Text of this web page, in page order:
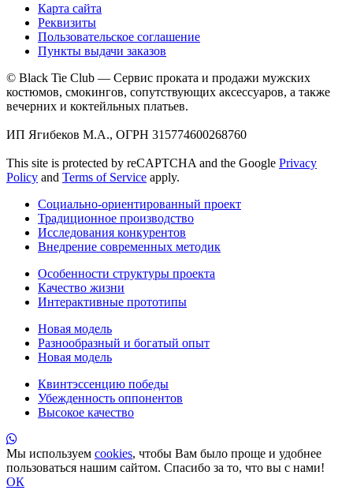
Карта сайта
Реквизиты
Пользовательское соглашение
Пункты выдачи заказов
© Black Tie Club — Сервис проката и продажи мужских
костюмов, смокингов, сопутствующих аксессуаров, а также
вечерних и коктейльных платьев.
ИП Ягибеков М.А., ОГРН 315774600268760
This site is protected by reCAPTCHA and the Google Privacy
Policy and Terms of Service apply.
Социально-ориентированный проект
Традиционное производство
Исследования конкурентов
Внедрение современных методик
Особенности структуры проекта
Качество жизни
Интерактивные прототипы
Новая модель
Разнообразный и богатый опыт
Новая модель
Квинтэссенцию победы
Убежденность оппонентов
Высокое качество
Мы используем cookies, чтобы Вам было проще и удобнее
пользоваться нашим сайтом. Спасибо за то, что вы с нами!
ОК